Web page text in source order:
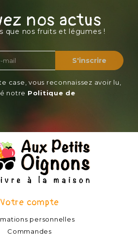
nos actus
que nos fruits et légumes !
case, vous reconnaissez avoir lu,
notre Politique de
Votre compte
personnelles
Commandes